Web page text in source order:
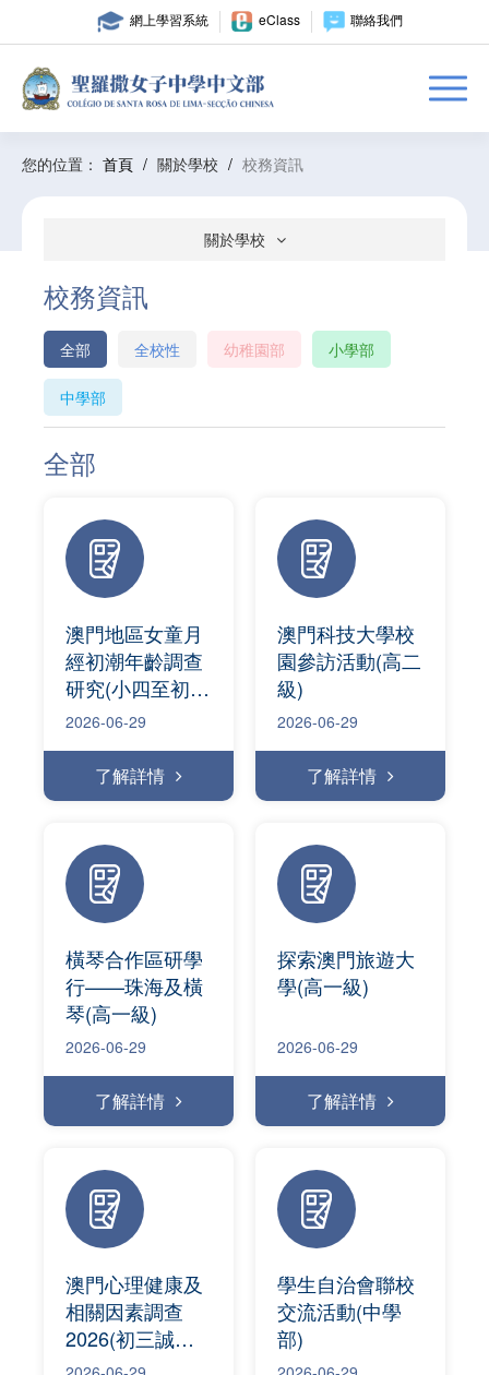
網上學習系統 eClass 聯絡我們
您的位置： 首頁 / 關於學校 / 校務資訊
關於學校
校務資訊
全部 全校性 幼稚園部 小學部
中學部
全部
澳門地區女童月
經初潮年齡調查
研究(小四至初三
級)
2026-06-29
了解詳情
澳門科技大學校
園參訪活動(高二
級)
2026-06-29
了解詳情
橫琴合作區研學
行——珠海及橫
琴(高一級)
2026-06-29
了解詳情
探索澳門旅遊大
學(高一級)
2026-06-29
了解詳情
澳門心理健康及
相關因素調查
2026(初三誠、
仁班)
學生自治會聯校
交流活動(中學
部)